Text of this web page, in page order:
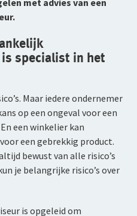
Collectief voor
specialist in het
Maar iedere ondernemer
op een ongeval voor een
een winkelier kan
een gebrekkig product.
bewust van alle risico’s
je belangrijke risico’s over
is opgeleid om